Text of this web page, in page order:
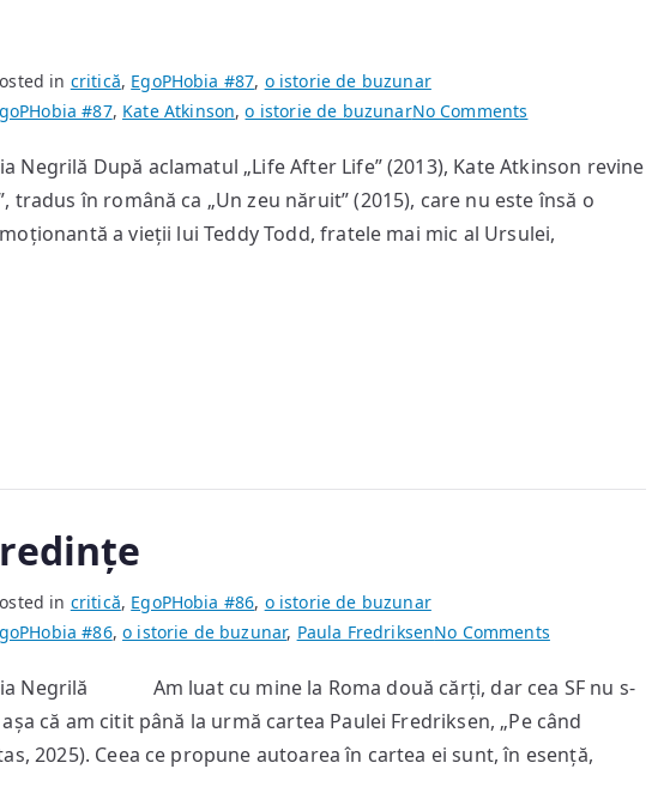
in critică, EgoPHobia #87, o istorie de buzunar
#87, Kate Atkinson,o istorie de buzunarNo Comments
zeu
năruit
Negrilă După aclamatul „Life After Life” (2013), Kate Atkinson revine
tradus în română ca „Un zeu năruit” (2015), care nu este însă o
a vieții lui Teddy Todd, fratele mai mic al Ursulei,
in critică, EgoPHobia #86, o istorie de buzunar
#86,o istorie de buzunar, Paula FredriksenNo Commentson
unei
credințe
Negrilă Am luat cu mine la Roma două cărți, dar cea SF nu s-
că am citit până la urmă cartea Paulei Fredriksen, „Pe când
2025). Ceea ce propune autoarea în cartea ei sunt, în esență,